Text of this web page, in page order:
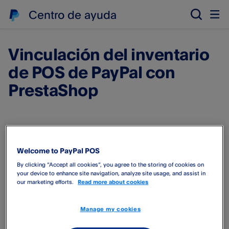
Centro de ayuda
Vinculación del inventario
de POS de PayPal​ con
PrestaShop
Nuestra integración permite simplificar la operativa diaria
donde te resultará muy sencillo actualizar el inventario y
llevar un control de las existencias desde un único sitio.
Mediante la vinculación con PrestaShop
Welcome to PayPal POS
By clicking “Accept all cookies”, you agree to the storing of cookies on
your device to enhance site navigation, analyze site usage, and assist in
our marketing efforts.
Read more about cookies
Manage my cookies